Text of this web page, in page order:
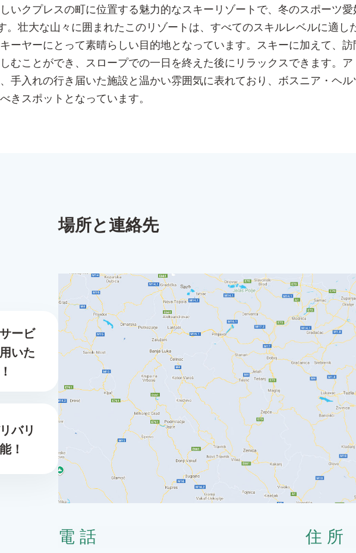
いクプレスの町に位置する魅力的なスキーリゾートで、冬のスポーツ
壮大な山々に囲まれたこのリゾートは、すべてのスキルレベルに適し
ーヤーにとって素晴らしい目的地となっています。スキーに加えて、
むことができ、スロープでの一日を終えた後にリラックスできます。
手入れの行き届いた施設と温かい雰囲気に表れており、ボスニア・ヘ
きスポットとなっています。
ービ
いた
バリ
！
場所と連絡先
電話
住所